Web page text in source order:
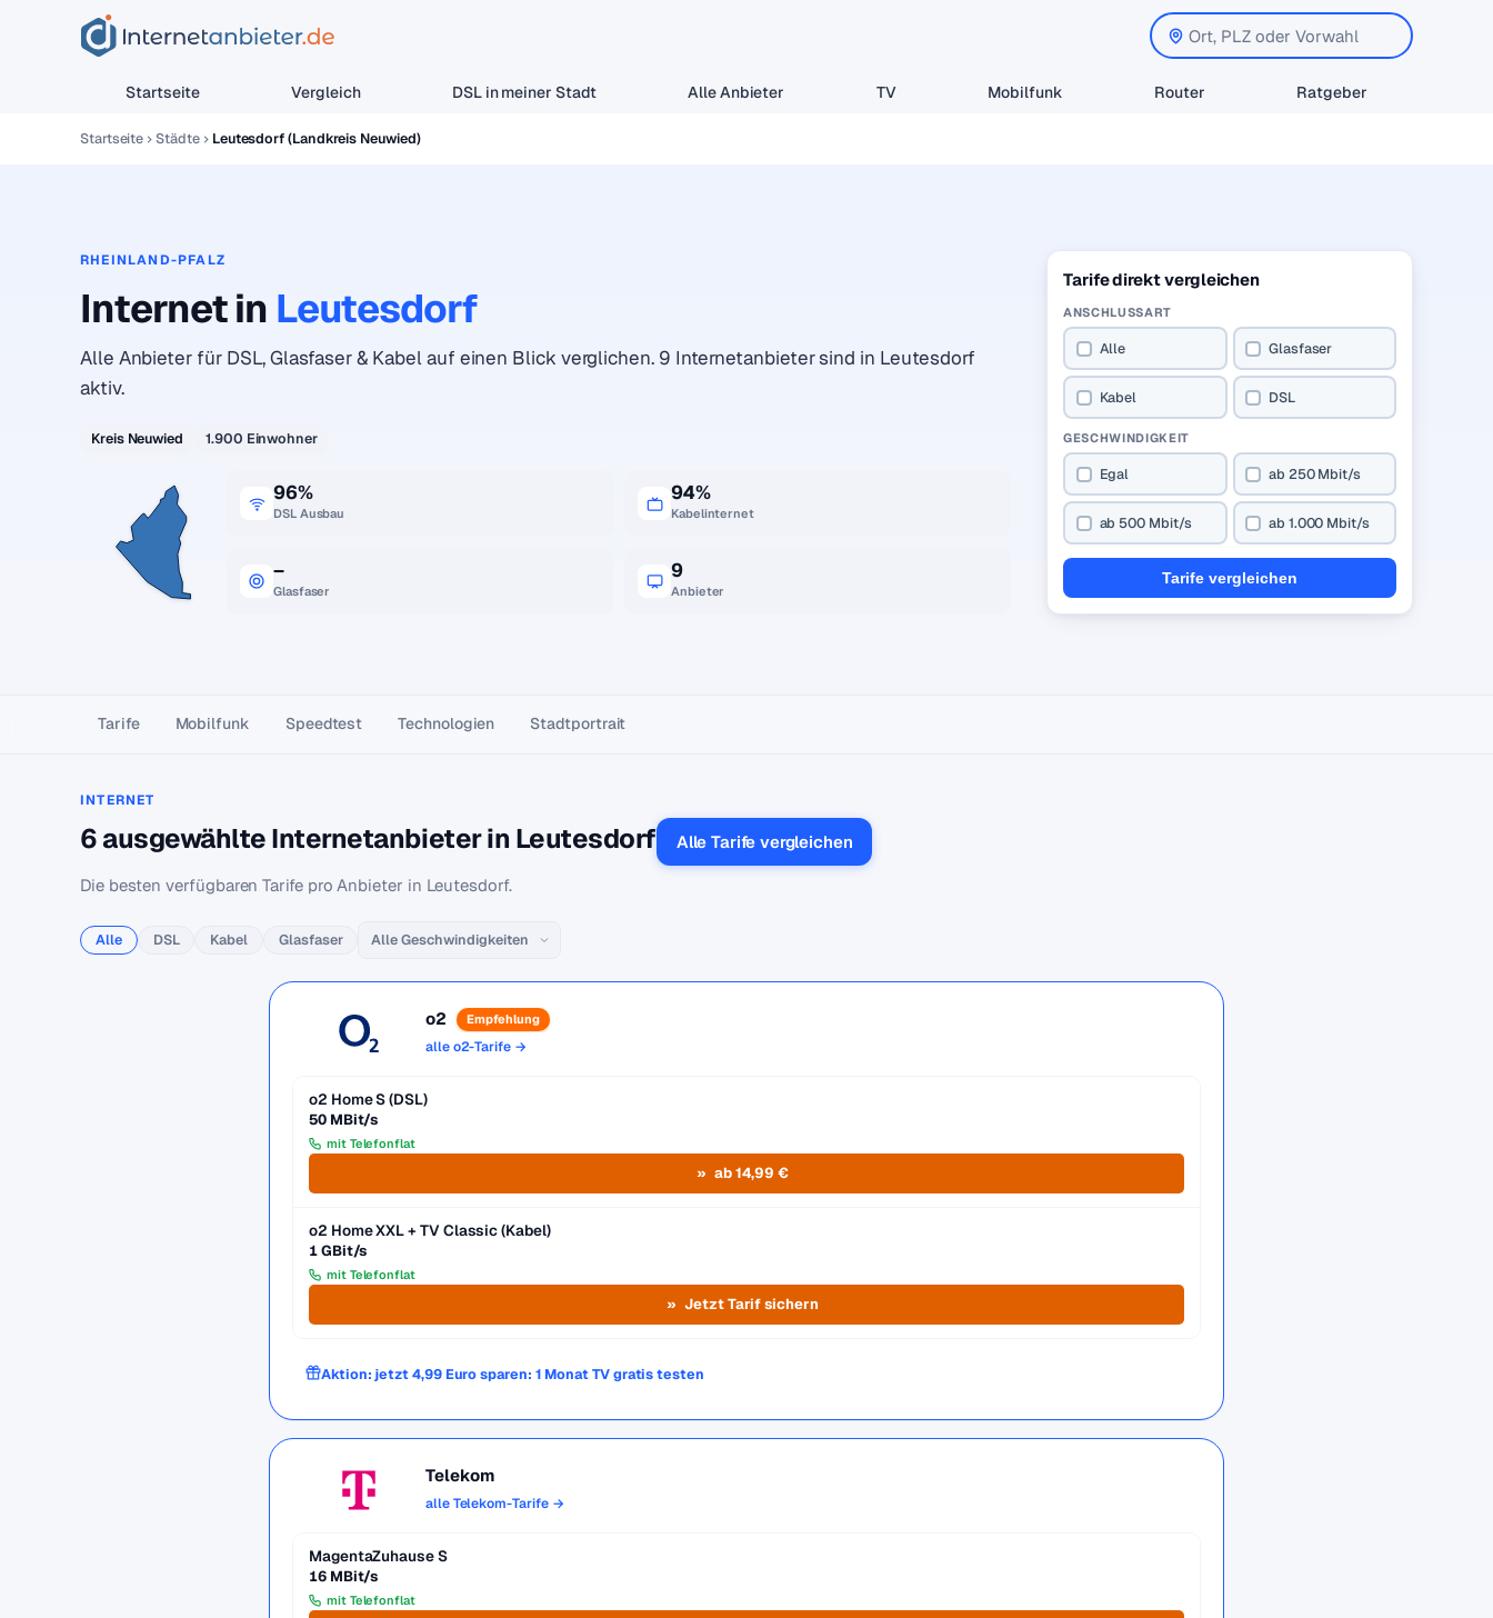
Startseite Vergleich DSL in meiner Stadt Alle Anbieter TV Mobilfunk Router Ratgeber
Startseite Städte Leutesdorf (Landkreis Neuwied)
RHEINLAND-PFALZ
Internet in Leutesdorf
Alle Anbieter für DSL, Glasfaser & Kabel auf einen Blick verglichen. 9 Internetanbieter sind in Leutesdorf
aktiv.
Kreis Neuwied 1.900 Einwohner
96%
DSL Ausbau
94%
Kabelinternet
–
Glasfaser
9
Anbieter
Tarife direkt vergleichen
ANSCHLUSSART
Alle Glasfaser
Kabel DSL
GESCHWINDIGKEIT
Egal ab 250 Mbit/s
ab 500 Mbit/s ab 1.000 Mbit/s
Tarife vergleichen
Tarife Mobilfunk Speedtest Technologien Stadtportrait
INTERNET
6 ausgewählte Internetanbieter in Leutesdorf Alle Tarife vergleichen
Die besten verfügbaren Tarife pro Anbieter in Leutesdorf.
Alle DSL Kabel Glasfaser
o2 Empfehlung
alle o2-Tarife →
o2 Home S (DSL)
50 MBit/s
mit Telefonflat
ab 14,99 €
o2 Home XXL + TV Classic (Kabel)
1 GBit/s
mit Telefonflat
Jetzt Tarif sichern
Aktion: jetzt 4,99 Euro sparen: 1 Monat TV gratis testen
Telekom
alle Telekom-Tarife →
MagentaZuhause S
16 MBit/s
mit Telefonflat